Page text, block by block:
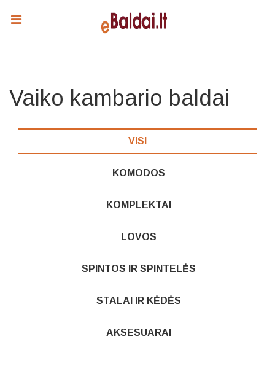
Vaiko kambario baldai
VISI
KOMODOS
KOMPLEKTAI
LOVOS
SPINTOS IR SPINTELĖS
STALAI IR KĖDĖS
AKSESUARAI